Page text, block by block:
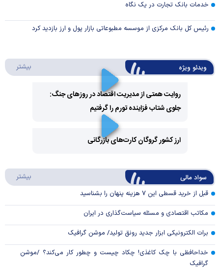
خدمات بانک تجارت در یک نگاه
رئیس کل بانک مرکزی از موسسه مطبوعاتی بازار پول و ارز بازدید کرد
ویدئو ویژه بیشتر
Play
Video
روایت همتی از مدیریت اقتصاد در روزهای جنگ:
جلوی شتاب فزاینده تورم را گرفتیم
Video
ارز کشور گروگان کارت‌های بازرگانی
سواد مالی بیشتر
قبل از خرید قسطی این ۷ هزینه پنهان را بشناسید
مکاتب اقتصادی و مسئله سیاست‌گذاری در ایران
برات الکترونیکی ابزار جدید رونق تولید/ موشن گرافیک
خداحافظی با چک کاغذی! چکاد چیست و چطور کار می‌کند؟ /موشن
گرافیک